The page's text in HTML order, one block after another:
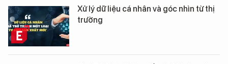
Xử lý dữ liệu cá nhân và góc nhìn từ thị
trường